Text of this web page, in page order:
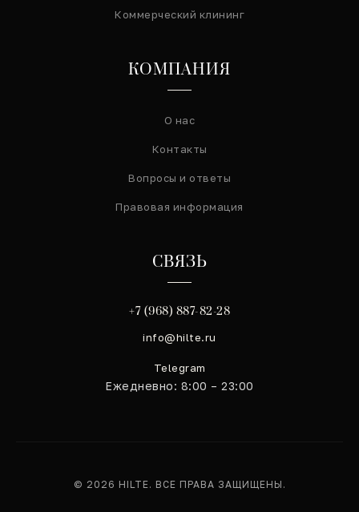
Коммерческий клининг
КОМПАНИЯ
О нас
Контакты
Вопросы и ответы
Правовая информация
СВЯЗЬ
+7 (968) 887-82-28
info@hilte.ru
Telegram
Ежедневно: 8:00 – 23:00
© 2026 HILTE. ВСЕ ПРАВА ЗАЩИЩЕНЫ.